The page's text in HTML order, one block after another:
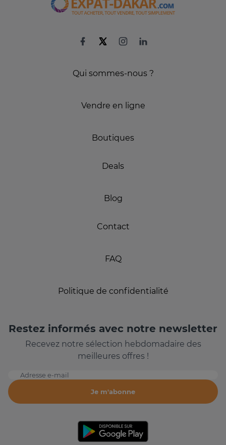
Qui sommes-nous ?
Vendre en ligne
Boutiques
Deals
Blog
Contact
FAQ
Politique de confidentialité
Restez informés avec notre newsletter
Recevez notre sélection hebdomadaire des
meilleures offres !
Adresse e-mail
Je m'abonne